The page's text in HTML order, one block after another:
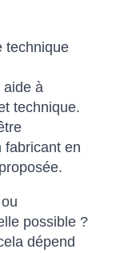
technique
aide à
technique.
fabricant en
possible ?
dépend